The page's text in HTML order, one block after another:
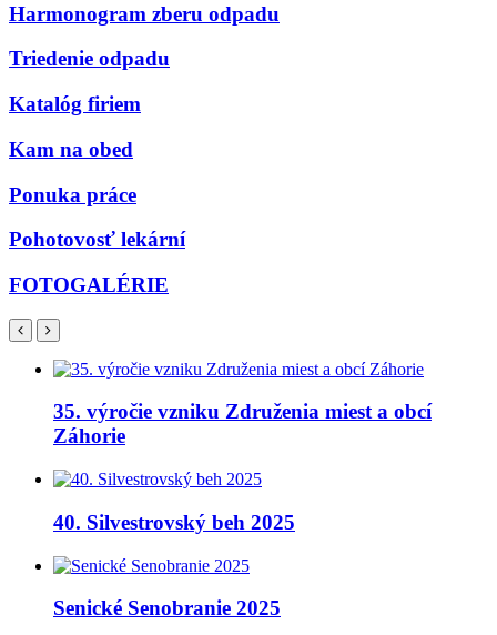
Harmonogram zberu odpadu
Triedenie odpadu
Katalóg firiem
Kam na obed
Ponuka práce
Pohotovosť lekární
FOTOGALÉRIE
35. výročie vzniku Združenia miest a obcí
Záhorie
40. Silvestrovský beh 2025
Senické Senobranie 2025